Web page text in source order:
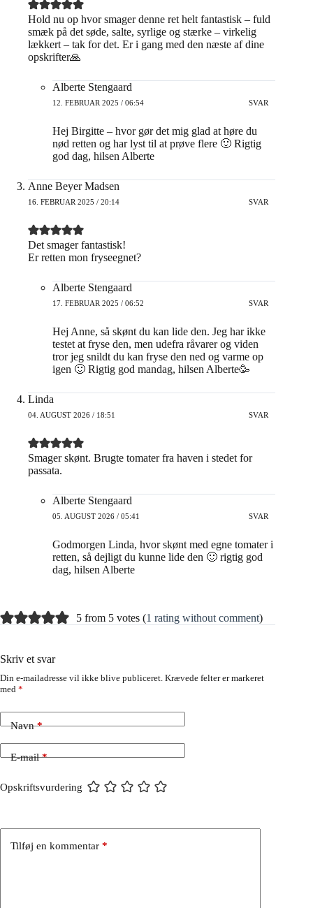
Hold nu op hvor smager denne ret helt fantastisk – fuld
smæk på det søde, salte, syrlige og stærke – virkelig
lækkert – tak for det. Er i gang med den næste af dine
opskrifter🙏
Alberte Stengaard
12. FEBRUAR 2025 / 06:54 SVAR
Hej Birgitte – hvor gør det mig glad at høre du
nød retten og har lyst til at prøve flere 🙂 Rigtig
god dag, hilsen Alberte
Anne Beyer Madsen
16. FEBRUAR 2025 / 20:14 SVAR
Det smager fantastisk!
Er retten mon fryseegnet?
Alberte Stengaard
17. FEBRUAR 2025 / 06:52 SVAR
Hej Anne, så skønt du kan lide den. Jeg har ikke
testet at fryse den, men udefra råvarer og viden
tror jeg snildt du kan fryse den ned og varme op
igen 🙂 Rigtig god mandag, hilsen Alberte🥳
Linda
04. AUGUST 2026 / 18:51 SVAR
Smager skønt. Brugte tomater fra haven i stedet for
passata.
Alberte Stengaard
05. AUGUST 2026 / 05:41 SVAR
Godmorgen Linda, hvor skønt med egne tomater i
retten, så dejligt du kunne lide den 🙂 rigtig god
dag, hilsen Alberte
5 from 5 votes (1 rating without comment)
Skriv et svar
Din e-mailadresse vil ikke blive publiceret. Krævede felter er markeret
med *
Navn*
E-mail*
Opskriftsvurdering
Tilføj en kommentar *